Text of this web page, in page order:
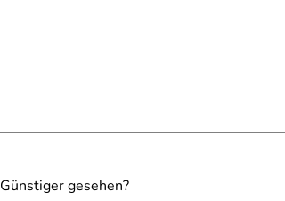
Günstiger gesehen?